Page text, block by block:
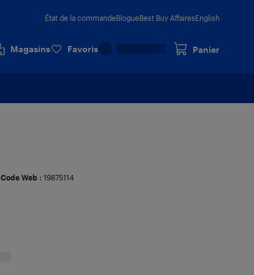
État de la commandeBlogueBest Buy AffairesEnglish
Magasins Favoris Panier
Code Web : 19875114